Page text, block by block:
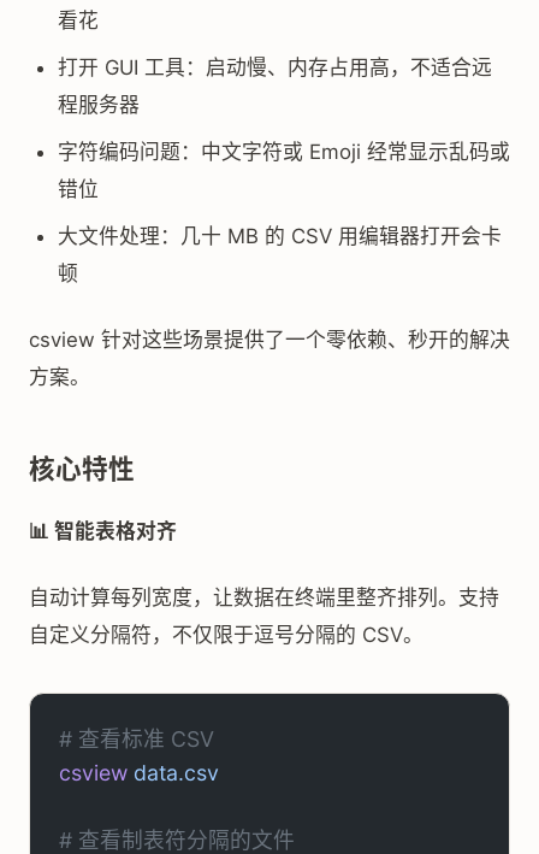
看花
打开 GUI 工具：启动慢、内存占用高，不适合远
程服务器
字符编码问题：中文字符或 Emoji 经常显示乱码或
错位
大文件处理：几十 MB 的 CSV 用编辑器打开会卡
顿
csview 针对这些场景提供了一个零依赖、秒开的解决
方案。
核心特性
📊 智能表格对齐
自动计算每列宽度，让数据在终端里整齐排列。支持
自定义分隔符，不仅限于逗号分隔的 CSV。
# 查看标准 CSV
csview data.csv
# 查看制表符分隔的文件